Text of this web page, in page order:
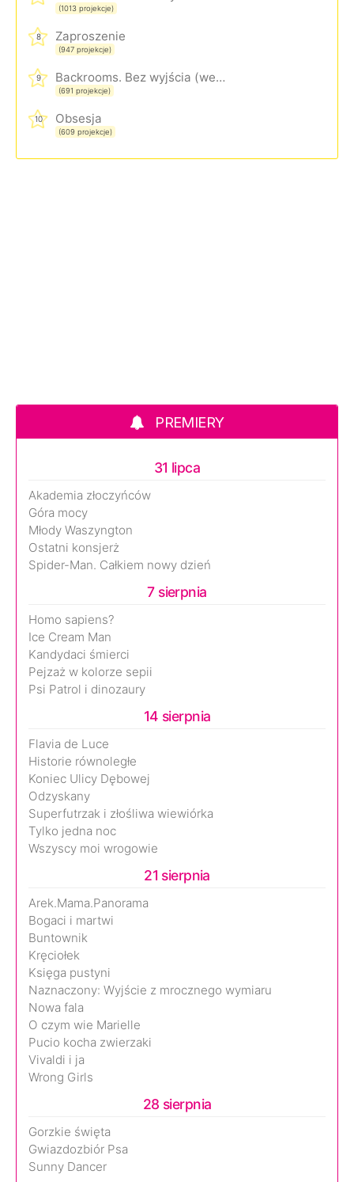
(1013 projekcje)
8 Zaproszenie
(947 projekcje)
9 Backrooms. Bez wyjścia (wersja rozszerzona)
(691 projekcje)
10 Obsesja
(609 projekcje)
PREMIERY
31 lipca
Akademia złoczyńców
Góra mocy
Młody Waszyngton
Ostatni konsjerż
Spider-Man. Całkiem nowy dzień
7 sierpnia
Homo sapiens?
Ice Cream Man
Kandydaci śmierci
Pejzaż w kolorze sepii
Psi Patrol i dinozaury
14 sierpnia
Flavia de Luce
Historie równoległe
Koniec Ulicy Dębowej
Odzyskany
Superfutrzak i złośliwa wiewiórka
Tylko jedna noc
Wszyscy moi wrogowie
21 sierpnia
Arek.Mama.Panorama
Bogaci i martwi
Buntownik
Kręciołek
Księga pustyni
Naznaczony: Wyjście z mrocznego wymiaru
Nowa fala
O czym wie Marielle
Pucio kocha zwierzaki
Vivaldi i ja
Wrong Girls
28 sierpnia
Gorzkie święta
Gwiazdozbiór Psa
Sunny Dancer